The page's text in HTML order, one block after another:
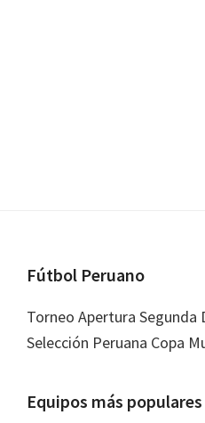
Footer
Fútbol Peruano
Torneo Apertura Segunda
Selección Peruana Copa
Equipos más populares